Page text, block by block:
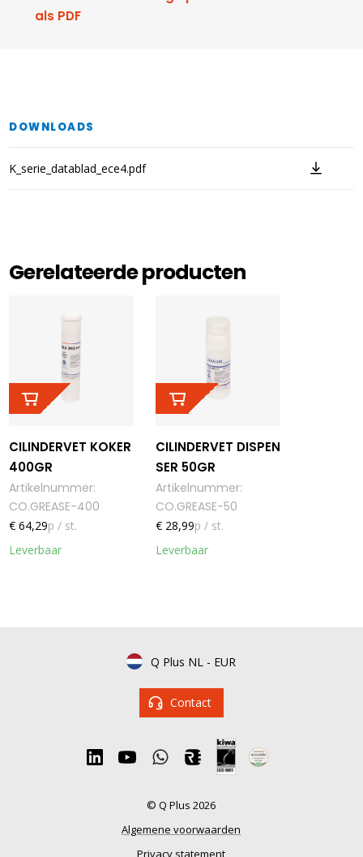
als PDF
DOWNLOADS
K_serie_datablad_ece4.pdf
Gerelateerde producten
CILINDERVET KOKER
400GR
Artikelnummer:
CO.GREASE-400
Leverbaar
€ 64,29p / st.
CILINDERVET DISPEN
SER 50GR
Artikelnummer:
CO.GREASE-50
Leverbaar
€ 28,99p / st.
Q Plus NL - EUR
Contact
© Q Plus 2026
Algemene voorwaarden
Privacy statement